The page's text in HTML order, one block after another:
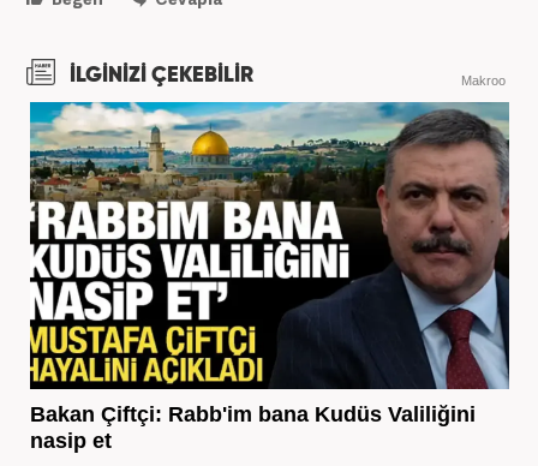
İLGİNİZİ ÇEKEBİLİR Makroo
Bakan Çiftçi: Rabb'im bana Kudüs Valiliğini
nasip et